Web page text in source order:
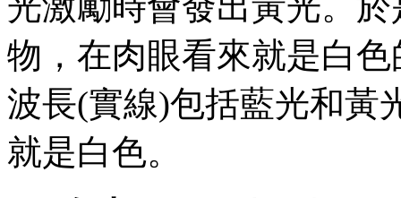
物，在肉眼看來就是白
波長(實線)包括藍光和黃
就是白色。